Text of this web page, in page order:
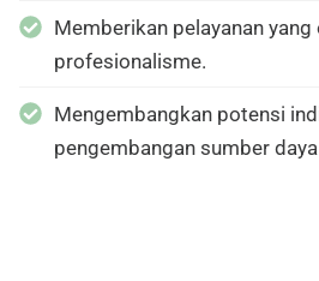
Memberikan pelayanan
profesionalisme.
Mengembangkan potensi
pengembangan sumber